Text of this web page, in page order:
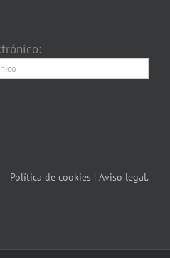
Política de cookies | Aviso legal.